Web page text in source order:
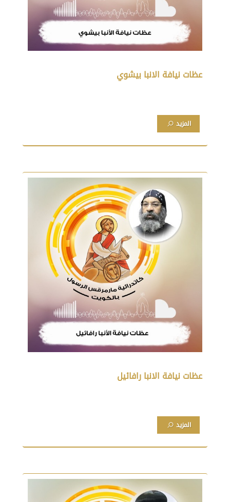
عظات نيافة الانبا بيشوي
المزيد
عظات نيافة الانبا رافائيل
المزيد